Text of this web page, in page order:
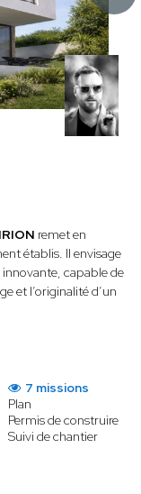
remet en
établis. Il envisage
capable de
et l’originalité d’un
7 missions
Plan
Permis de construire
Suivi de chantier